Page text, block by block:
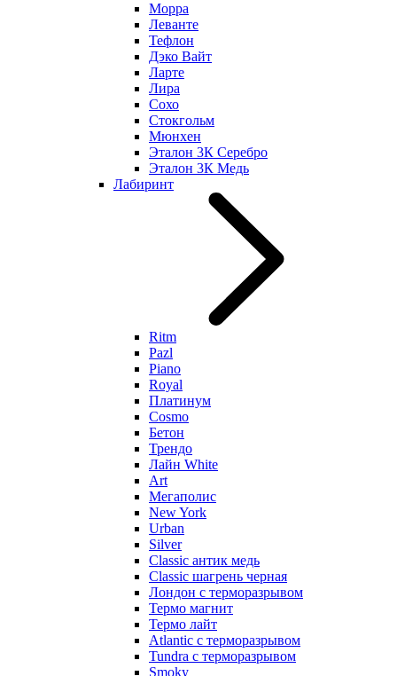
Морра
Леванте
Тефлон
Дэко Вайт
Ларте
Лира
Сохо
Стокгольм
Мюнхен
Эталон 3К Серебро
Эталон 3К Медь
Лабиринт
Ritm
Pazl
Piano
Royal
Платинум
Cosmo
Бетон
Трендо
Лайн White
Art
Мегаполис
New York
Urban
Silver
Classic антик медь
Classic шагрень черная
Лондон с терморазрывом
Термо магнит
Термо лайт
Atlantic с терморазрывом
Tundra с терморазрывом
Smoky